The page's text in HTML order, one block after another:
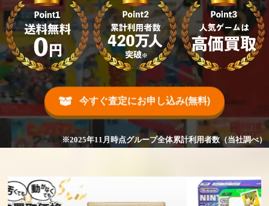
今すぐ査定にお申し込み(無料)